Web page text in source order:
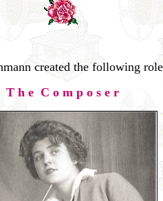
created the following
T h e C o m p o s e r